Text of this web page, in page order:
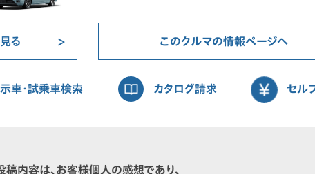
る このクルマの情報ページへ
車・試乗車検索 カタログ請求 セル
稿内容は、お客様個人の感想であり、